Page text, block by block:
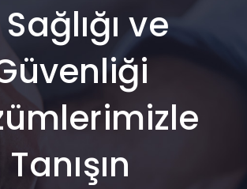
ve
Tanışın